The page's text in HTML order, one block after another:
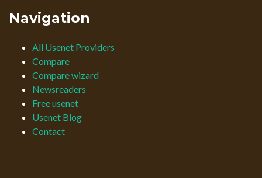
Navigation
All Usenet Providers
Compare
Compare wizard
Newsreaders
Free usenet
Usenet Blog
Contact